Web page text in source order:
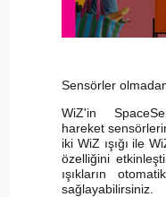
Sensörler
WiZ'in
hareket
iki WiZ ışığı ile
özelliğini
ışıkların
sağlayabilirsiniz.